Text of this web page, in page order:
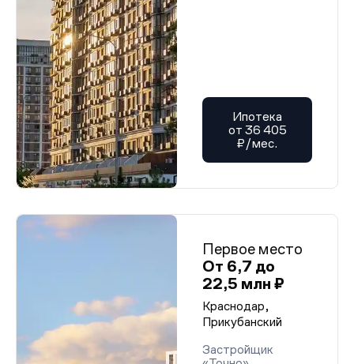
Ипотека
от 36 405
₽/мес.
Первое место
От 6,7 до
22,5 млн ₽
Краснодар,
Прикубанский
Застройщик